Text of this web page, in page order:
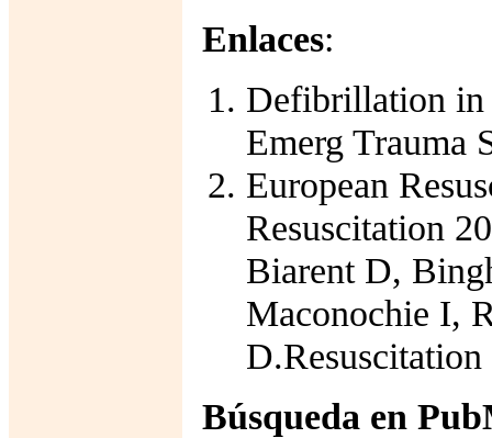
Enlaces:
Defibrillation in
Emerg Trauma
European
Resuscitation
Biarent D,
Maconochie I,
Búsqueda en